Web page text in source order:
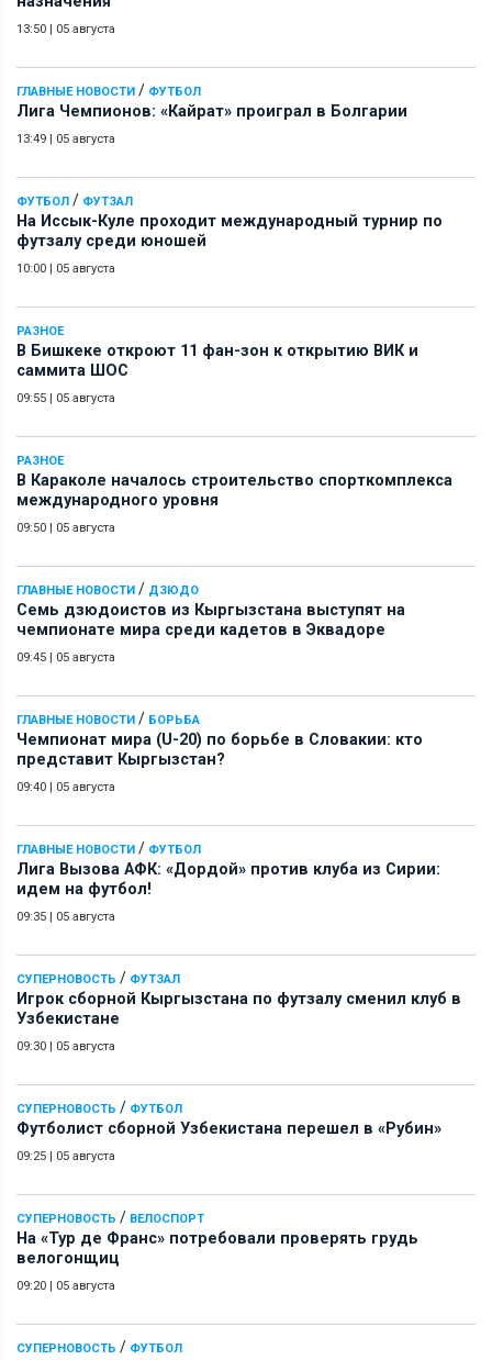
13:50 05 августа
ГЛАВНЫЕ НОВОСТИ / ФУТБОЛ
Лига Чемпионов: «Кайрат» проиграл в Болгарии
13:49 05 августа
ФУТБОЛ / ФУТЗАЛ
На Иссык-Куле проходит международный турнир по
футзалу среди юношей
10:00 05 августа
РАЗНОЕ
В Бишкеке откроют 11 фан-зон к открытию ВИК и
саммита ШОС
09:55 05 августа
РАЗНОЕ
В Караколе началось строительство спорткомплекса
международного уровня
09:50 05 августа
ГЛАВНЫЕ НОВОСТИ / ДЗЮДО
Семь дзюдоистов из Кыргызстана выступят на
чемпионате мира среди кадетов в Эквадоре
09:45 05 августа
ГЛАВНЫЕ НОВОСТИ / БОРЬБА
Чемпионат мира (U-20) по борьбе в Словакии: кто
представит Кыргызстан?
09:40 05 августа
ГЛАВНЫЕ НОВОСТИ / ФУТБОЛ
Лига Вызова АФК: «Дордой» против клуба из Сирии:
идем на футбол!
09:35 05 августа
СУПЕРНОВОСТЬ / ФУТЗАЛ
Игрок сборной Кыргызстана по футзалу сменил клуб в
Узбекистане
09:30 05 августа
СУПЕРНОВОСТЬ / ФУТБОЛ
Футболист сборной Узбекистана перешел в «Рубин»
09:25 05 августа
СУПЕРНОВОСТЬ / ВЕЛОСПОРТ
На «Тур де Франс» потребовали проверять грудь
велогонщиц
09:20 05 августа
СУПЕРНОВОСТЬ / ФУТБОЛ